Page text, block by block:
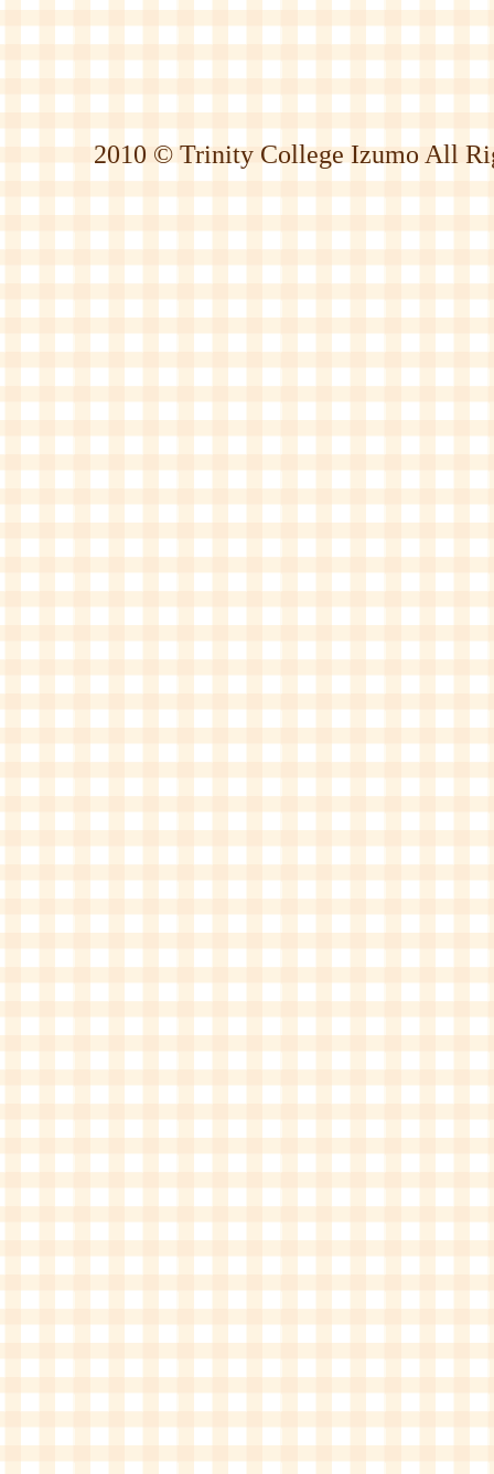
2010 © Trinity College Izumo All